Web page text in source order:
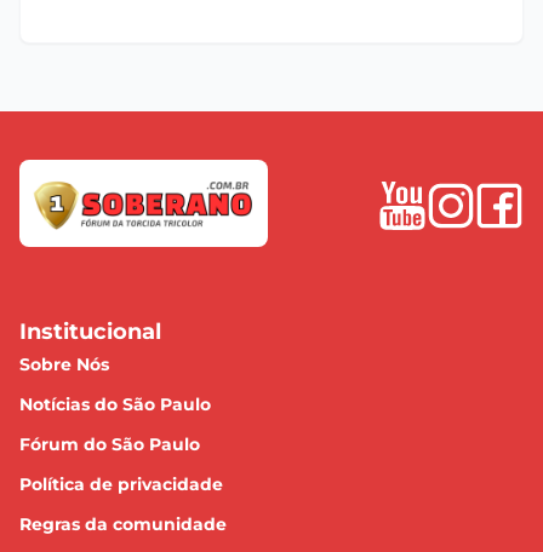
Institucional
Sobre Nós
Notícias do São Paulo
Fórum do São Paulo
Política de privacidade
Regras da comunidade